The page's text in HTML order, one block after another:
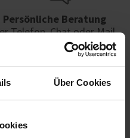
Über Cookies
Persönliche Beratung
Telefon, Chat oder Mail